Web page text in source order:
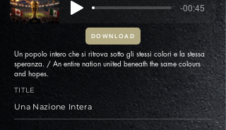
-00:45
DOWNLOAD
Un popolo intero che si ritrova sotto gli stessi colori e la stessa
speranza. / An entire nation united beneath the same colours
and hopes.
TITLE
Una Nazione Intera